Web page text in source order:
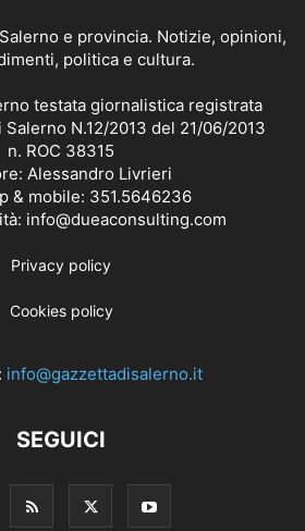
e provincia. Notizie, opinioni,
politica e cultura.
testata giornalistica registrata
N.12/2013 del 21/06/2013
n. ROC 38315
Alessandro Livrieri
& mobile: 351.5646236
info@dueaconsulting.com
Privacy policy
Cookies policy
info@gazzettadisalerno.it
SEGUICI